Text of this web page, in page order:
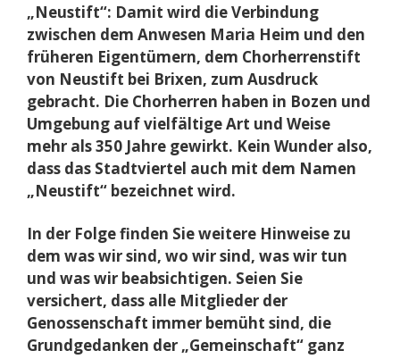
„Neustift“: Damit wird die Verbindung
zwischen dem Anwesen Maria Heim und den
früheren Eigentümern, dem Chorherrenstift
von Neustift bei Brixen, zum Ausdruck
gebracht. Die Chorherren haben in Bozen und
Umgebung auf vielfältige Art und Weise
mehr als 350 Jahre gewirkt. Kein Wunder also,
dass das Stadtviertel auch mit dem Namen
„Neustift“ bezeichnet wird.
In der Folge finden Sie weitere Hinweise zu
dem was wir sind, wo wir sind, was wir tun
und was wir beabsichtigen. Seien Sie
versichert, dass alle Mitglieder der
Genossenschaft immer bemüht sind, die
Grundgedanken der „Gemeinschaft“ ganz